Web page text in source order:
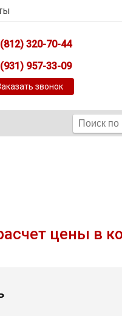
320-70-44
957-33-09
звонок
цены в